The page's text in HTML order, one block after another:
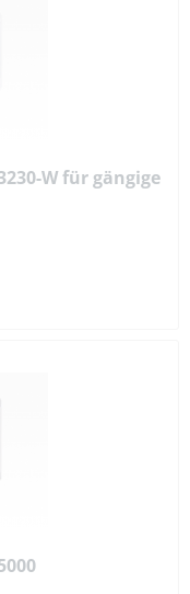
W für gängige